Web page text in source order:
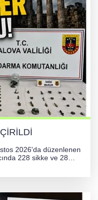
2026'da düzenlenen
228 sikke ve 28